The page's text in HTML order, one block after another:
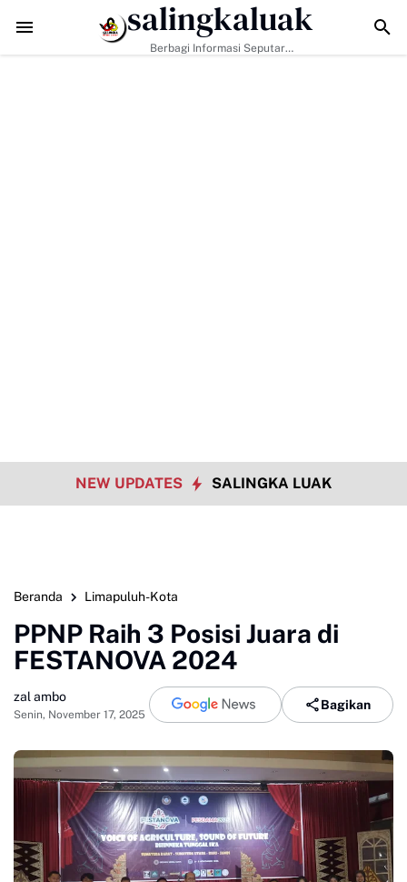
Data Sosial Jadi Kunci, Hj. Aida Dorong Nagari Aktif Pastikan
salingkaluak
Berbagi Informasi Seputar
NEW UPDATES SALINGKA LUAK
Beranda Limapuluh-Kota
PPNP Raih 3 Posisi Juara di
FESTANOVA 2024
zal ambo
Senin, November 17, 2025
Bagikan